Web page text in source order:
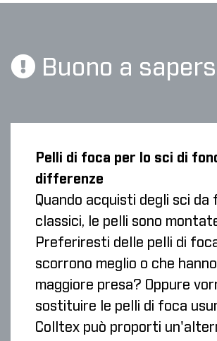
Buono a
Pelli di foca per lo sci di
differenze
Quando acquisti degli sci da
classici, le pelli sono
Preferiresti delle pelli di
scorrono meglio o che
maggiore presa? Oppure
sostituire le pelli di foca
Colltex può proporti